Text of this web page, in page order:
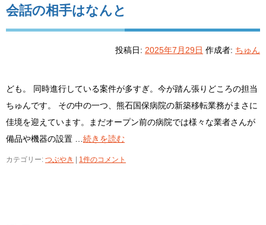
会話の相手はなんと
投稿日: 2025年7月29日 作成者: ちゅん
ども。 同時進行している案件が多すぎ。今が踏ん張りどころの担当
ちゅんです。 その中の一つ、熊石国保病院の新築移転業務がまさに
佳境を迎えています。まだオープン前の病院では様々な業者さんが
備品や機器の設置 … 続きを読む
カテゴリー: つぶやき 1件のコメント